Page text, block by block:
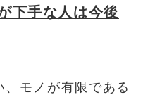
下手な人は今後
モノが有限である